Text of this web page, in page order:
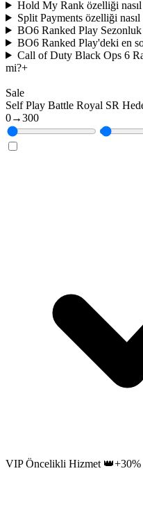
Hold My Rank özelliği nasıl
Split Payments özelliği nasıl
BO6 Ranked Play
BO6 Ranked Play'deki en
Call of Duty Black Ops 6
mi?+
Sale
Self Play Battle Royal SR
0→300
VIP Öncelikli Hizmet 👑+30%